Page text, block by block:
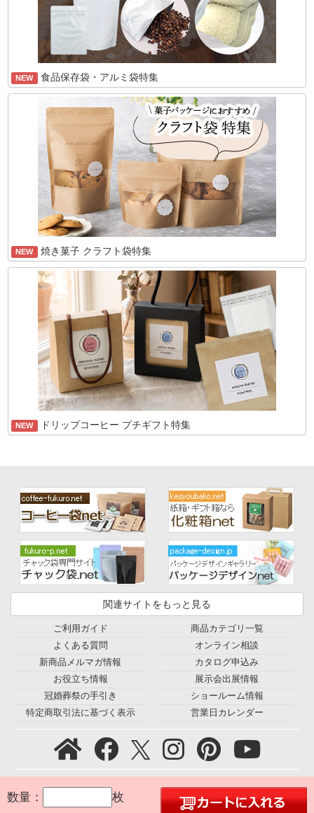
数量： 枚
NEW 食品保存袋・アルミ袋特集
NEW 焼き菓子 クラフト袋特集
NEW ドリップコーヒー プチギフト特集
関連サイトをもっと見る
ご利用ガイド
よくある質問
新商品メルマガ情報
お役立ち情報
冠婚葬祭の手引き
特定商取引法に基づく表示
商品カテゴリ一覧
オンライン相談
カタログ申込み
展示会出展情報
ショールーム情報
営業日カレンダー
お問合せ
採用情報｜